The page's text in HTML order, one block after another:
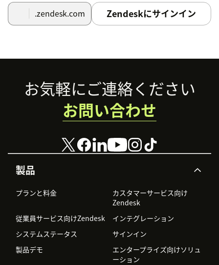
.zendesk.com Zendeskにサインイン
Footer
製品
プランと料金
カスタマーサービス向け
Zendesk
従業員サービス向けZendesk
インテグレーション
システムステータス
サインイン
製品デモ
エンタープライズ向けソリュ
ーション
お気軽にご連絡ください
お問い合わせ